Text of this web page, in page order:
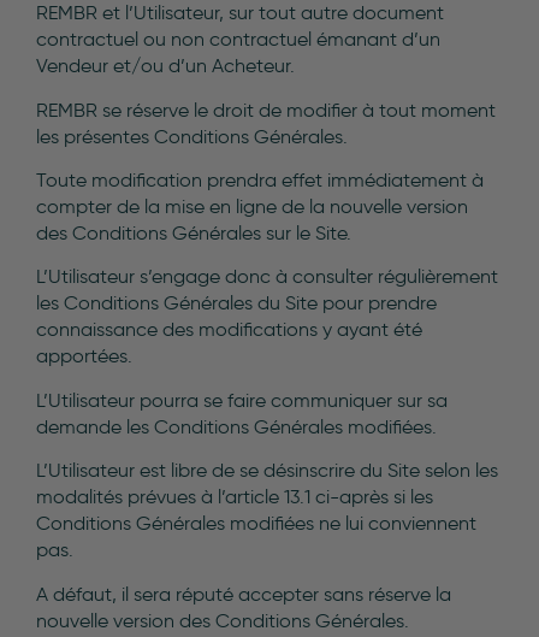
REMBR et l’Utilisateur, sur tout autre document
contractuel ou non contractuel émanant d’un
Vendeur et/ou d’un Acheteur.
REMBR se réserve le droit de modifier à tout moment
les présentes Conditions Générales.
Toute modification prendra effet immédiatement à
compter de la mise en ligne de la nouvelle version
des Conditions Générales sur le Site.
L’Utilisateur s’engage donc à consulter régulièrement
les Conditions Générales du Site pour prendre
connaissance des modifications y ayant été
apportées.
L’Utilisateur pourra se faire communiquer sur sa
demande les Conditions Générales modifiées.
L’Utilisateur est libre de se désinscrire du Site selon les
modalités prévues à l’article 13.1 ci-après si les
Conditions Générales modifiées ne lui conviennent
pas.
A défaut, il sera réputé accepter sans réserve la
nouvelle version des Conditions Générales.